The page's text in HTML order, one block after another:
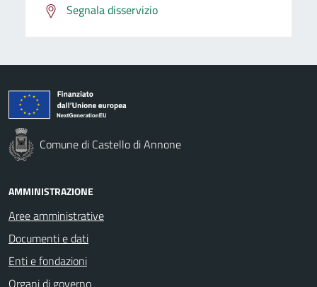
Segnala disservizio
Comune di Castello di Annone
AMMINISTRAZIONE
Aree amministrative
Documenti e dati
Enti e fondazioni
Organi di governo